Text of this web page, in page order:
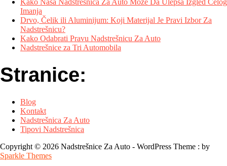
Kako Naša Nadstrešnica Za Auto Može Da Ulepša Izgled Celog
Imanja
Drvo, Čelik ili Aluminijum: Koji Materijal Je Pravi Izbor Za
Nadstrešnicu?
Kako Odabrati Pravu Nadstrešnicu Za Auto
Nadstrešnice za Tri Automobila
Stranice:
Blog
Kontakt
Nadstrešnica Za Auto
Tipovi Nadstrešnica
Copyright © 2026 Nadstrešnice Za Auto - WordPress Theme : by
Sparkle Themes